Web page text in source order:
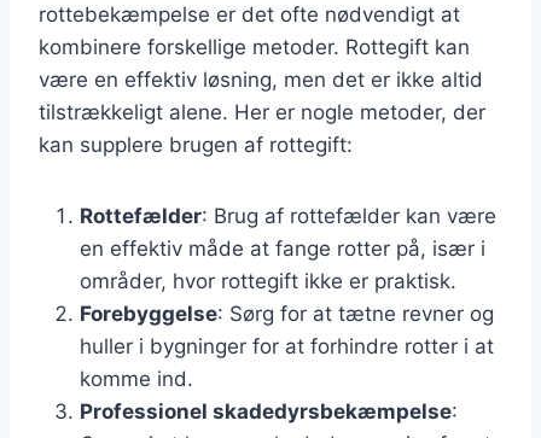
rottebekæmpelse er det ofte nødvendigt at
kombinere forskellige metoder. Rottegift kan
være en effektiv løsning, men det er ikke altid
tilstrækkeligt alene. Her er nogle metoder, der
kan supplere brugen af rottegift:
Rottefælder: Brug af rottefælder kan være
en effektiv måde at fange rotter på, især i
områder, hvor rottegift ikke er praktisk.
Forebyggelse: Sørg for at tætne revner og
huller i bygninger for at forhindre rotter i at
komme ind.
Professionel skadedyrsbekæmpelse: